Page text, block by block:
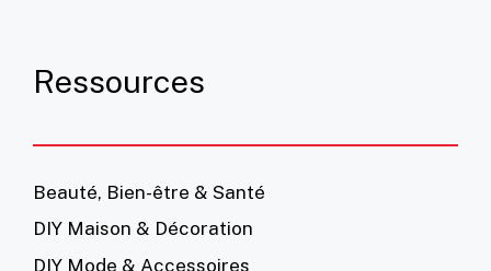
Ressources
Beauté, Bien-être & Santé
DIY Maison & Décoration
DIY Mode & Accessoires